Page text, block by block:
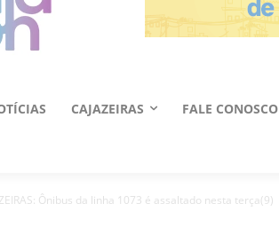
CAJAZEIRAS FALE CONOSCO
Ônibus da linha 1073 é assaltado nesta terça(9)